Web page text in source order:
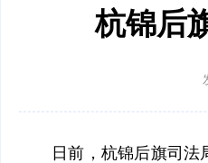
杭锦后
日前，杭锦后旗司